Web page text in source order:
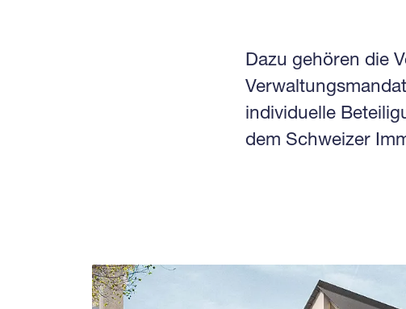
Dazu gehören die
individuelle
dem Schweizer